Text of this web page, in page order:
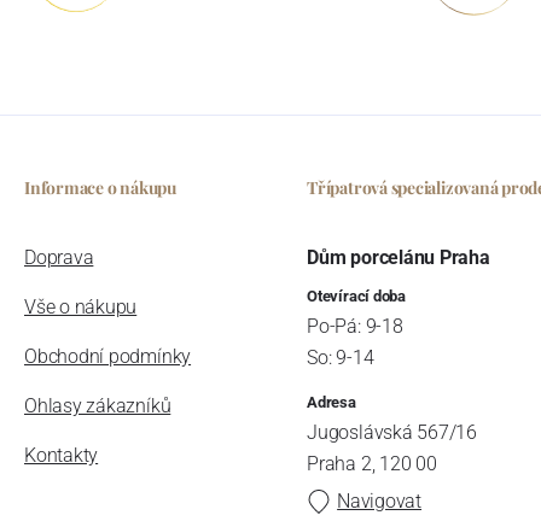
Informace o nákupu
Doprava
Vše o nákupu
Obchodní podmínky
Ohlasy zákazníků
Kontakty
Třípatrová specializovaná
Dům porcelánu Praha
Otevírací doba
Po-Pá: 9-18
So: 9-14
Adresa
Jugoslávská 567/16
Praha 2, 120 00
Navigovat